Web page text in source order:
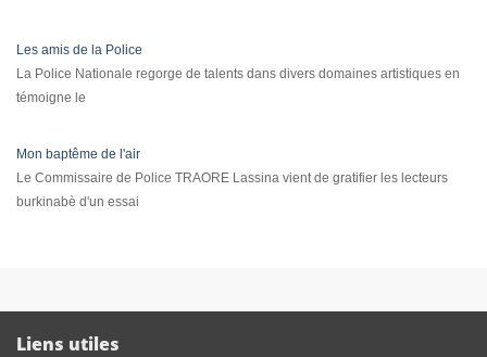
Les amis de la Police
La Police Nationale regorge de talents dans divers domaines artistiques en
témoigne le
Mon baptême de l'air
Le Commissaire de Police TRAORE Lassina vient de gratifier les lecteurs
burkinabè d'un essai
Liens utiles